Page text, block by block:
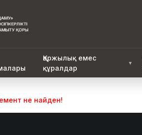
Қаржылық емес
құралдар
▼
не найден!